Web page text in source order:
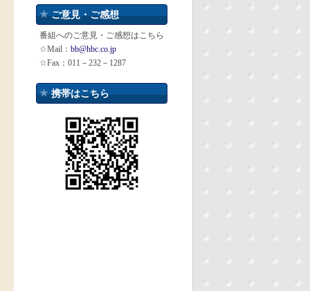
ご意見・ご感想
番組へのご意見・ご感想はこちら
☆Mail： bb@hbc.co.jp
☆Fax：011－232－1287
携帯はこちら